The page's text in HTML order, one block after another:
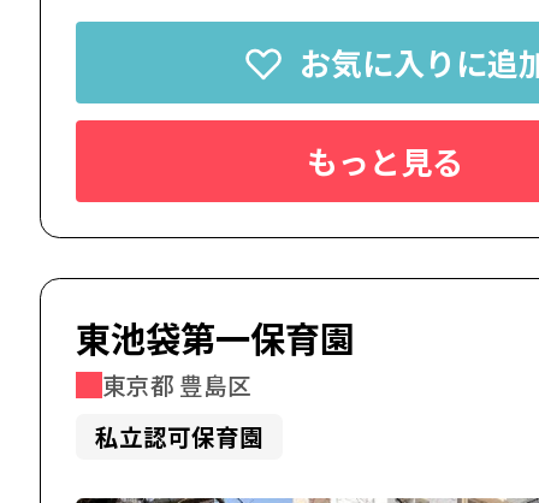
お気に入りに追
もっと見る
東池袋第一保育園
東京都 豊島区
私立認可保育園